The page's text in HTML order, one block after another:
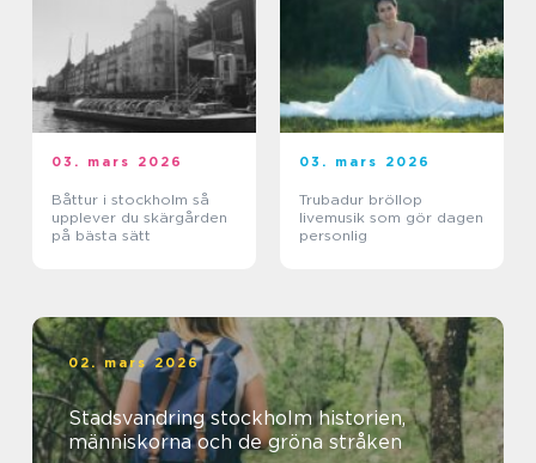
03. mars 2026
Båttur i stockholm så
upplever du skärgården
på bästa sätt
03. mars 2026
Trubadur bröllop
livemusik som gör dagen
personlig
02. mars 2026
Stadsvandring stockholm historien,
människorna och de gröna stråken